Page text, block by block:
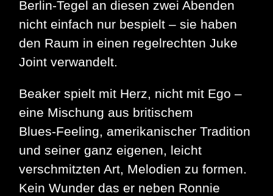
Berlin‑Tegel an diesen zwei Abenden
nicht einfach nur bespielt – sie haben
den Raum in einen regelrechten Juke
Joint verwandelt.
Beaker spielt mit Herz, nicht mit Ego –
eine Mischung aus britischem
Blues‑Feeling, amerikanischer Tradition
und seiner ganz eigenen, leicht
verschmitzten Art, Melodien zu formen.
Kein Wunder das er neben Ronnie